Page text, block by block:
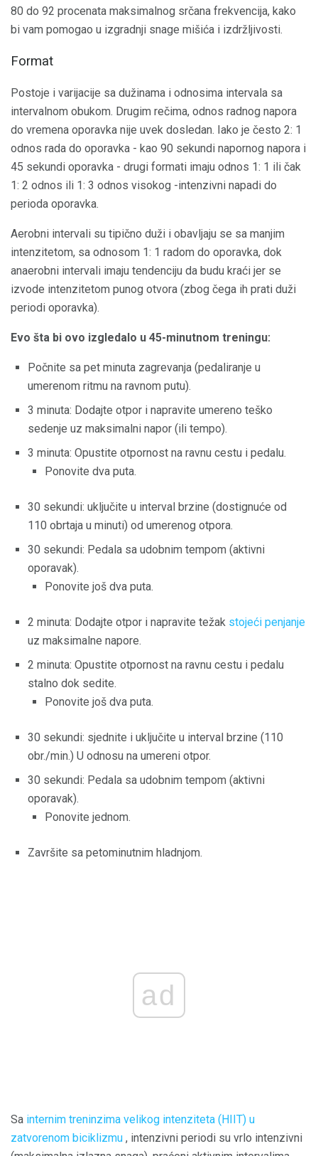
80 do 92 procenata maksimalnog srčana frekvencija, kako
bi vam pomogao u izgradnji snage mišića i izdržljivosti.
Format
Postoje i varijacije sa dužinama i odnosima intervala sa
intervalnom obukom. Drugim rečima, odnos radnog napora
do vremena oporavka nije uvek dosledan. Iako je često 2: 1
odnos rada do oporavka - kao 90 sekundi napornog napora i
45 sekundi oporavka - drugi formati imaju odnos 1: 1 ili čak
1: 2 odnos ili 1: 3 odnos visokog -intenzivni napadi do
perioda oporavka.
Aerobni intervali su tipično duži i obavljaju se sa manjim
intenzitetom, sa odnosom 1: 1 radom do oporavka, dok
anaerobni intervali imaju tendenciju da budu kraći jer se
izvode intenzitetom punog otvora (zbog čega ih prati duži
periodi oporavka).
Evo šta bi ovo izgledalo u 45-minutnom treningu:
Počnite sa pet minuta zagrevanja (pedaliranje u
umerenom ritmu na ravnom putu).
3 minuta: Dodajte otpor i napravite umereno teško
sedenje uz maksimalni napor (ili tempo).
3 minuta: Opustite otpornost na ravnu cestu i pedalu.
Ponovite dva puta.
30 sekundi: uključite u interval brzine (dostignuće od
110 obrtaja u minuti) od umerenog otpora.
30 sekundi: Pedala sa udobnim tempom (aktivni
oporavak).
Ponovite još dva puta.
2 minuta: Dodajte otpor i napravite težak stojeći penjanje
uz maksimalne napore.
2 minuta: Opustite otpornost na ravnu cestu i pedalu
stalno dok sedite.
Ponovite još dva puta.
30 sekundi: sjednite i uključite u interval brzine (110
obr./min.) U odnosu na umereni otpor.
30 sekundi: Pedala sa udobnim tempom (aktivni
oporavak).
Ponovite jednom.
Završite sa petominutnim hladnjom.
ad
Sa internim treninzima velikog intenziteta (HIIT) u
zatvorenom biciklizmu , intenzivni periodi su vrlo intenzivni